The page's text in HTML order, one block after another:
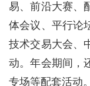
易、前沿大赛、
体会议、平行论
技术交易大会、
动。年会期间，
专场等配套活动。